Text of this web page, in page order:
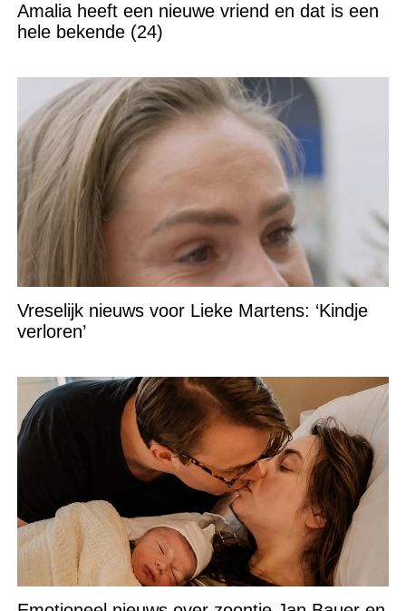
Amalia heeft een nieuwe vriend en dat is een
hele bekende (24)
Vreselijk nieuws voor Lieke Martens: ‘Kindje
verloren’